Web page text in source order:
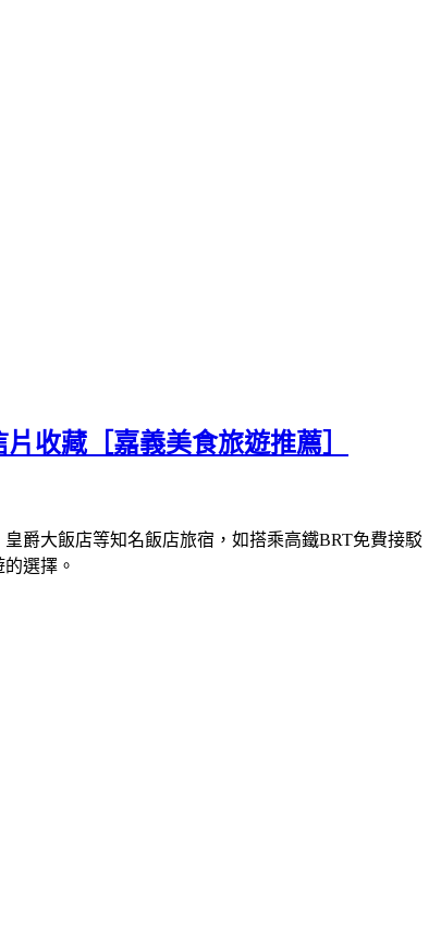
收藏［嘉義美食旅遊推薦］
爵大飯店等知名飯店旅宿，如搭乘高鐵BRT免費接駁
選擇。